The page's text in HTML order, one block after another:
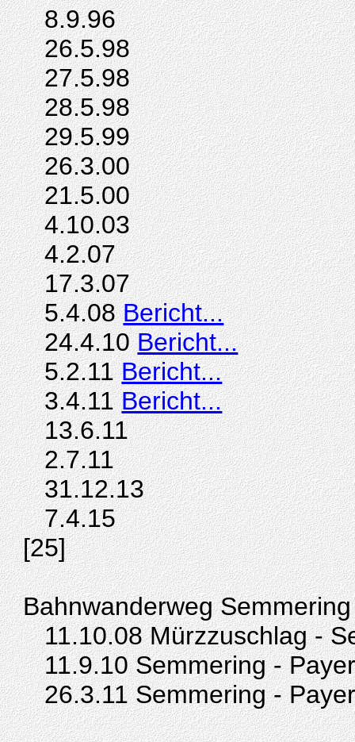
8.9.96
26.5.98
27.5.98
28.5.98
29.5.99
26.3.00
21.5.00
4.10.03
4.2.07
17.3.07
5.4.08Bericht...
24.4.10Bericht...
5.2.11Bericht...
3.4.11Bericht...
13.6.11
2.7.11
31.12.13
7.4.15
[25]
Bahnwanderweg
11.10.08 Mürzzuschlag -
11.9.10 Semmering -
26.3.11 Semmering -